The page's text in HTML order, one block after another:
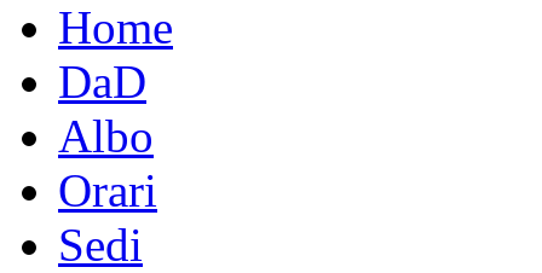
Home
DaD
Albo
Orari
Sedi